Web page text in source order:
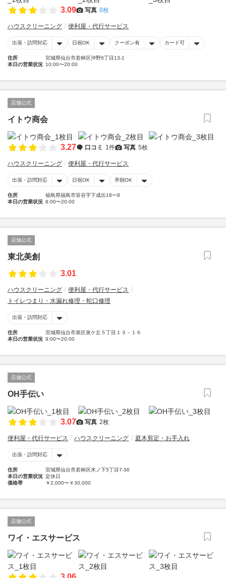
3.09 写真 8枚
ハウスクリーニング 便利屋・代行サービス
出張・訪問対応 日祝OK クーポン有 カード可
住所
宮城県仙台市若林区沖野6丁目13-1
本日の営業状況 10:00〜20:00
店舗公式
イトウ商会
3.27 口コミ 1件 写真 5枚
ハウスクリーニング 便利屋・代行サービス
出張・訪問対応 日祝OK 早朝OK
住所
福島県福島市笹谷字下成出18ー8
本日の営業状況 8:00〜20:00
店舗公式
東北美創
3.01
ハウスクリーニング
便利屋・代行サービス
トイレつまり・水漏れ修理・蛇口修理
出張・訪問対応
住所
宮城県仙台市泉区泉ケ丘５丁目１３－１６
本日の営業状況 9:00〜20:00
店舗公式
OH手伝い
3.07 写真 2枚
便利屋・代行サービス ハウスクリーニング 庭木剪定・お手入れ
出張・訪問対応
住所
宮城県仙台市若林区木ノ下5丁目7-36
本日の営業状況 定休日
価格帯
￥2,000〜￥30,000
店舗公式
ワイ・エスサービス